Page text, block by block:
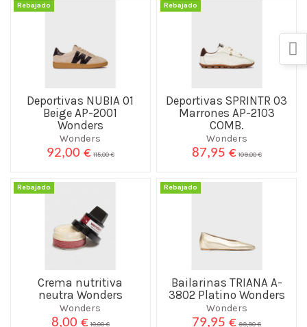
Rebajado
Deportivas NUBIA 01
Beige AP-2001
Wonders
Wonders
92,00 € 115,00 €
Rebajado
Deportivas SPRINTR 03
Marrones AP-2103
COMB.
Wonders
87,95 € 109,00 €
Rebajado
Crema nutritiva
neutra Wonders
Wonders
8,00 € 10,00 €
Rebajado
Bailarinas TRIANA A-
3802 Platino Wonders
Wonders
79,95 € 99,90 €